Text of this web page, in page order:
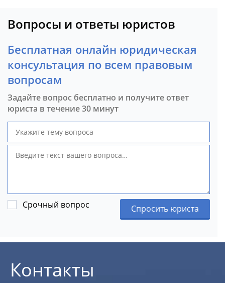
Вопросы и ответы юристов
Бесплатная онлайн юридическая
консультация по всем правовым
вопросам
Задайте вопрос бесплатно и получите ответ
юриста в течение 30 минут
Срочный вопрос Спросить юриста
Контакты